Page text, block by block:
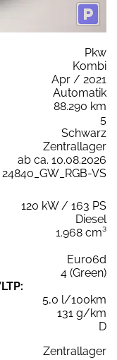
Pkw
Kombi
Apr / 2021
Automatik
88.290 km
5
Schwarz
Zentrallager
ab ca. 10.08.2026
24840_GW_RGB-VS
120 kW / 163 PS
Diesel
1.968 cm³
Euro6d
4 (Green)
5,0 l/100km
131 g/km
D
Zentrallager